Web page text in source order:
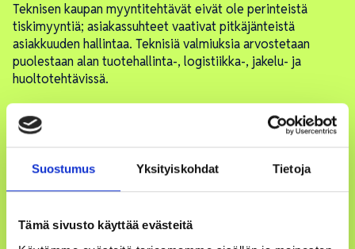
Suostumus Yksityiskohdat Tietoja
Tämä sivusto käyttää evästeitä
Teknisen kaupan myyntitehtävät eivät ole perinteistä
tiskimyyntiä; asiakassuhteet vaativat pitkäjänteistä
asiakkuuden hallintaa. Teknisiä valmiuksia arvostetaan
puolestaan alan tuotehallinta-, logistiikka-, jakelu- ja
huoltotehtävissä.
Kuluttajakauppaa tehdään myös paljon: alalla pääsee
työskentelemään mielenkiintoisten laitteiden kanssa
moottoripyöristä nappiparistoihin. Työpaikka voi löytyä
myös vaikkapa rakennuskonevuokraamosta.